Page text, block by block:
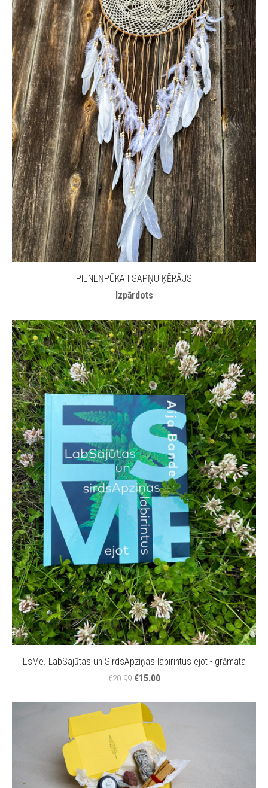
PIENEŅPŪKA I SAPŅU ĶĒRĀJS
Izpārdots
EsMe. LabSajūtas un SirdsApziņas labirintus ejot - grāmata
€20.99 €15.00